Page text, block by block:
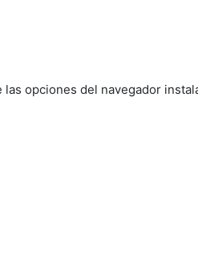
opciones del navegador